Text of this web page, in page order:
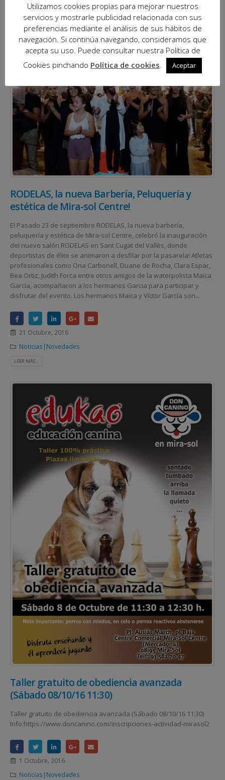
LEER MÁS...
RODELAS, la nueva Barbería, Peluquería y
estética de Mira-sol Centre!
El Pasado 23 de septiembre RODELAS, la nueva barbería,
peluquería y estética de Mira-sol Centre, celebró la inauguración
del nuevo salón RODELAS en Sant Cugat del Vallès, donde
deportistas de élite se animaron a desfilar por la pasarela! Atletas
profesionales como Ona Carbonell, Duane de Rocha, Clara Espar,
Bea Ortiz, Judith Forca entre otros amigos de la waterpolista Maica
García, acompañaron a los hermanos Garcia para participar y
disfrutar del evento. Los hermanos Maica y Víctor García son...
21 Octubre, 2016
Noticias|Novedades
LEER MÁS...
Taller gratuito de obediencia avanzada
(Sábado 08/10/16 11:30)
Taller gratuito de obediencia avanzada (Sábado 08/10/16 11:30)
Info:https://www.doncanino.com/inscripciones-actividad-mirasol2
1 Octubre, 2016
Noticias|Novedades
Utilizamos cookies propias para mejorar nuestros
servicios y mostrarle publicidad relacionada con sus
preferencias mediante el análisis de sus hábitos de
navegación. Si continúa navegando, consideramos que
acepta su uso. Puede consultar nuestra Política de
Cookies pinchando Política de cookies Aceptar